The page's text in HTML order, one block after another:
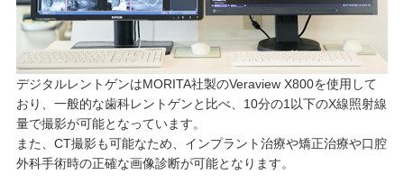
デジタルレントゲンはMORITA社製のVeraview X800を使用して
おり、一般的な歯科レントゲンと比べ、10分の1以下のX線照射線
量で撮影が可能となっています。
また、CT撮影も可能なため、インプラント治療や矯正治療や口腔
外科手術時の正確な画像診断が可能となります。